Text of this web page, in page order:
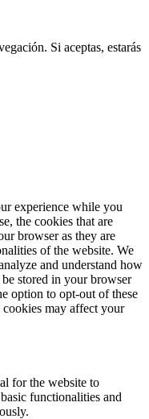
Si aceptas, estarás
experience while you
the cookies that are
browser as they are
of the website. We
and understand how
stored in your browser
option to opt-out of these
may affect your
for the website to
functionalities and